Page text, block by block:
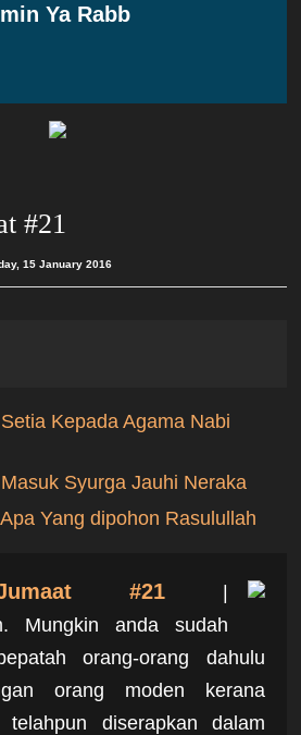
Ya Rabb
#21
15 January 2016
Kepada Agama Nabi
Syurga Jauhi Neraka
Yang dipohon Rasulullah
#21 |
Mungkin anda sudah
orang-orang dahulu
orang moden kerana
telahpun diserapkan dalam